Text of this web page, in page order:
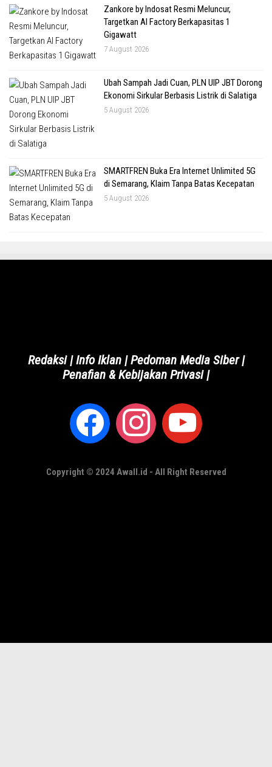
Zankore by Indosat Resmi Meluncur,
Targetkan AI Factory Berkapasitas 1
Gigawatt
7 August 2026
Ubah Sampah Jadi Cuan, PLN UIP JBT Dorong
Ekonomi Sirkular Berbasis Listrik di Salatiga
5 August 2026
SMARTFREN Buka Era Internet Unlimited 5G
di Semarang, Klaim Tanpa Batas Kecepatan
5 August 2026
Redaksi|Info Iklan|Pedoman Media Siber|
Penafian & Kebijakan Privasi|
Copyright © 2024 Awall.id - All Right Reserved